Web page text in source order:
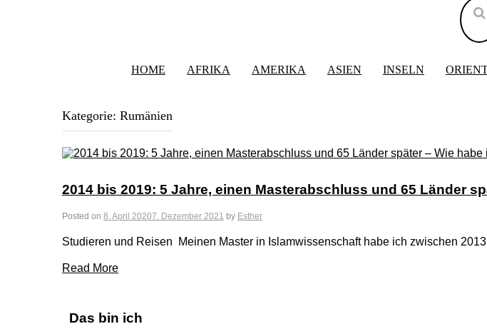
HOME AFRIKA AMERIKA ASIEN INSELN
Kategorie: Rumänien
2014 bis 2019: 5 Jahre, einen Masterabschluss und 65 Länder
Posted on 8. April 20207. Dezember 2021 by Esther
Studieren und Reisen Meinen Master in Islamwissenschaft habe ich zwischen
Read More
Das bin ich